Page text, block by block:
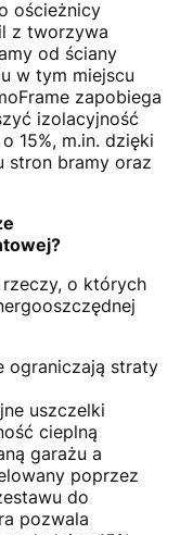
ościeżnicy
z tworzywa
od ściany
w tym miejscu
zapobiega
izolacyjność
15%, m.in. dzięki
stron bramy oraz
o których
ograniczają straty
uszczelki
cieplną
garażu a
poprzez
do
pozwala